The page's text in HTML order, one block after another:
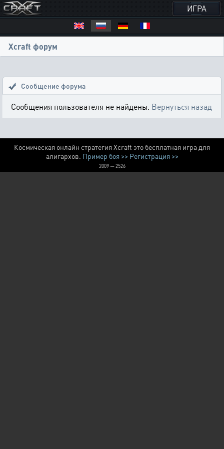
ИГРА
Xcraft форум
Сообщение форума
Сообщения пользователя не найдены. Вернуться назад
Космическая онлайн стратегия Xcraft это бесплатная игра для
алигархов. Пример боя >> Регистрация >>
2009 — 2526